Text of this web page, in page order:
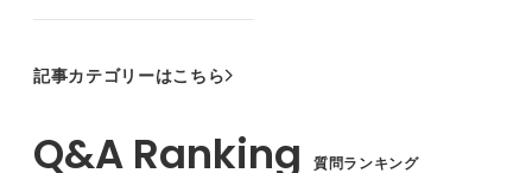
記事カテゴリーはこちら
質問ランキング